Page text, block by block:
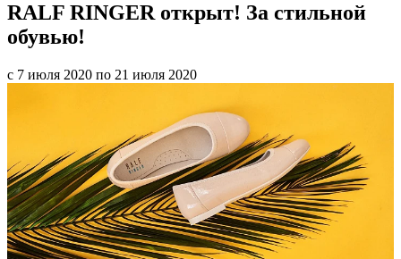
RALF RINGER открыт! За стильной
обувью!
с 7 июля 2020 по 21 июля 2020